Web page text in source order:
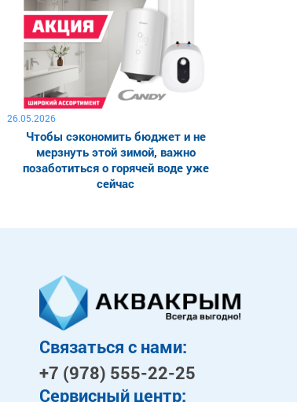
26.05.2026
Чтобы сэкономить бюджет и не
мерзнуть этой зимой, важно
позаботиться о горячей воде уже
сейчас
Связаться с нами:
+7 (978) 555-22-25
Сервисный центр: